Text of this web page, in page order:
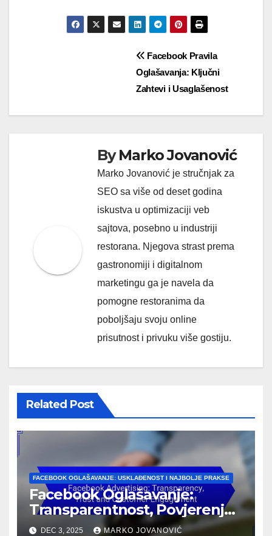
Facebook Pravila
Oglašavanja: Ključni
Zahtevi i Usaglašenost
ByMarko Jovanović
Marko Jovanović je stručnjak za
SEO sa više od deset godina
iskustva u optimizaciji veb
sajtova, posebno u industriji
restorana. Njegova strast prema
gastronomiji i digitalnom
marketingu ga je navela da
pomogne restoranima da
poboljšaju svoju online
prisutnost i privuku više gostiju.
Related Post
FACEBOOK OGLAŠAVANJE: USKLAĐENOST I NAJBOLJE PRAKSE
Facebook Oglašavanje:
Transparentnost, Povjerenje i
Angažovanje Kupaca
DEC 3, 2025 MARKO JOVANOVIĆ